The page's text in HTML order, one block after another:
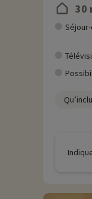
30